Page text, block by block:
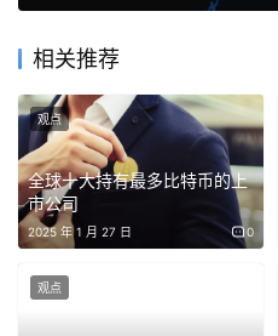
核心逻辑：10亿用户→区块
蚂蚁集团的底牌更为厚重：支
理交易额超10万亿美元，其中
跨境支付的“七国集团”（G7
的颠覆性挑战。
​“三位一
相关推荐
全球十大持有最多比特币的上
市公司
2025 年 1 月 27 日 0
观点
观点